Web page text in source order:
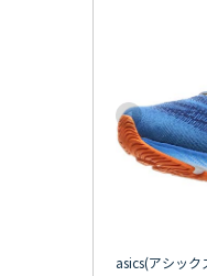
asics(アシック